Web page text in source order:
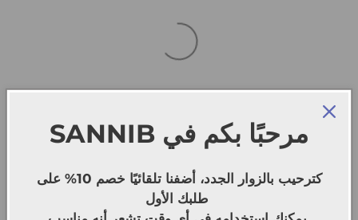
SANNIB
كترحيب بالزوار الجدد، أضفنا تلقائيًا خصم 10% على